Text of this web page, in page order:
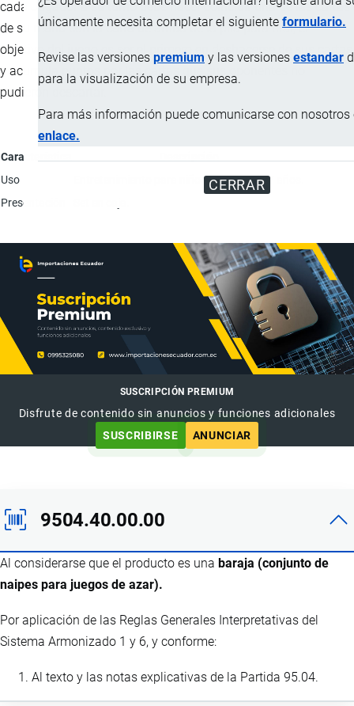
únicamente necesita completar el siguiente formulario.
Revise las versiones premium y las versiones estandar
para la visualización de su empresa.
Para más información puede comunicarse con nosotros
enlace.
CERRAR
cada Jugador a su turno debe hacer coincidir una de las cartas
de su mano con la carta de arriba de la pila para tirar, el
objetivo del juego es ser el primero en deshacerse de sus cartas
y acumula puntos por las cartas que sus oponentes no
pudieron descartar.
Característica
Uso
Entretenimiento para niños mayores de 7 años.
Presentación
SUSCRIPCIÓN PREMIUM
Disfrute de contenido sin anuncios y funciones adicionales
SUSCRIBIRSE
ANUNCIAR
9504.40.00.00
Al considerarse que el producto es una baraja (conjunto de
naipes para juegos de azar).
Por aplicación de las Reglas Generales Interpretativas del
Sistema Armonizado 1 y 6, y conforme:
Al texto y las notas explicativas de la Partida 95.04.